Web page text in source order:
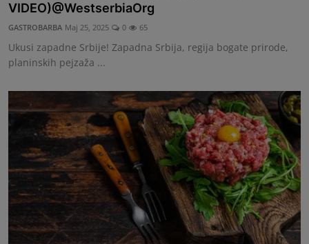
VIDEO)@WestserbiaOrg
GASTROBARBA Maj 25, 2025 0 65
Ukusi zapadne Srbije! Zapadna Srbija, regija bogate prirode,
planinskih pejzaža ...